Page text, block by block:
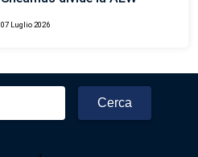
07 Luglio 2026